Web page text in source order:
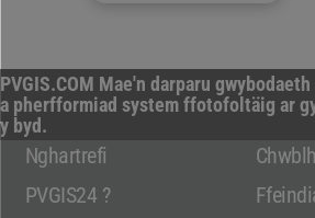
PVGIS.COM Mae'n darparu
a pherfformiad system ffotofoltäig ar
y byd.
Nghartrefi
PVGIS24 ?